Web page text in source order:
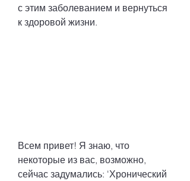
с этим заболеванием и вернуться
к здоровой жизни.
Всем привет! Я знаю, что
некоторые из вас, возможно,
сейчас задумались: 'Хронический